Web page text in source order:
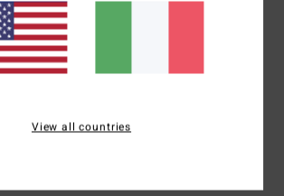
ottimo da indossare e amico del
View all countries